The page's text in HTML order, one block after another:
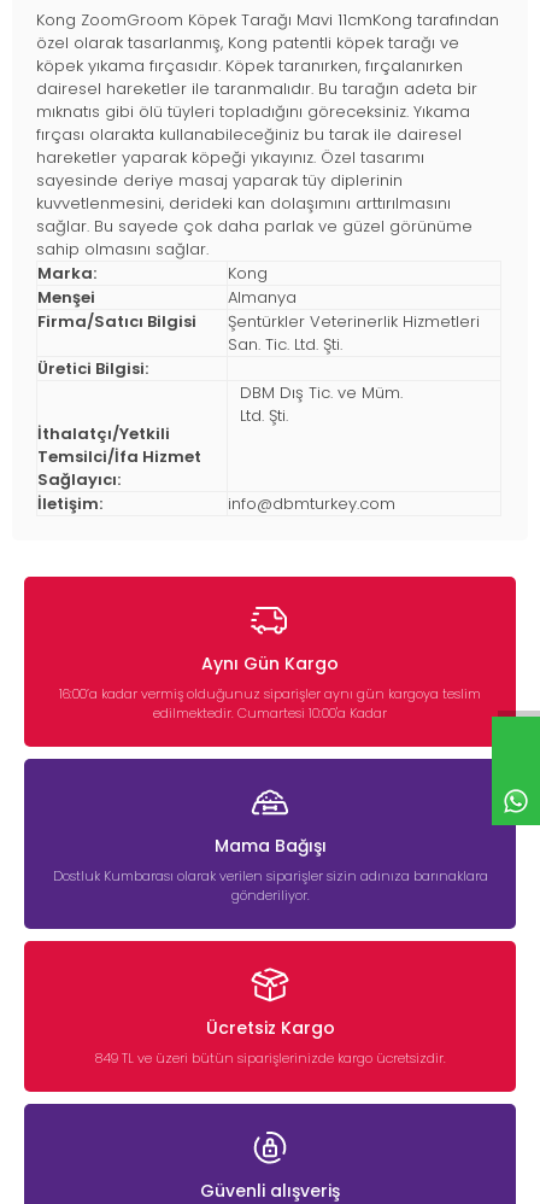
Kong ZoomGroom Köpek Tarağı Mavi 11cmKong tarafından
özel olarak tasarlanmış, Kong patentli köpek tarağı ve
köpek yıkama fırçasıdır. Köpek taranırken, fırçalanırken
dairesel hareketler ile taranmalıdır. Bu tarağın adeta bir
mıknatıs gibi ölü tüyleri topladığını göreceksiniz. Yıkama
fırçası olarakta kullanabileceğiniz bu tarak ile dairesel
hareketler yaparak köpeği yıkayınız. Özel tasarımı
sayesinde deriye masaj yaparak tüy diplerinin
kuvvetlenmesini, derideki kan dolaşımını arttırılmasını
sağlar. Bu sayede çok daha parlak ve güzel görünüme
sahip olmasını sağlar.
Marka:
Kong
Menşei
Almanya
Firma/Satıcı Bilgisi
Şentürkler Veterinerlik Hizmetleri
San. Tic. Ltd. Şti.
Üretici Bilgisi:
İthalatçı/Yetkili
Temsilci/İfa Hizmet
Sağlayıcı:
DBM Dış Tic. ve Müm.
Ltd. Şti.
İletişim: info@dbmturkey.com
Aynı Gün Kargo
16:00’a kadar vermiş olduğunuz siparişler aynı gün kargoya teslim
edilmektedir. Cumartesi 10:00'a Kadar
Mama Bağışı
Dostluk Kumbarası olarak verilen siparişler sizin adınıza barınaklara
gönderiliyor.
Ücretsiz Kargo
849 TL ve üzeri bütün siparişlerinizde kargo ücretsizdir.
Güvenli alışveriş